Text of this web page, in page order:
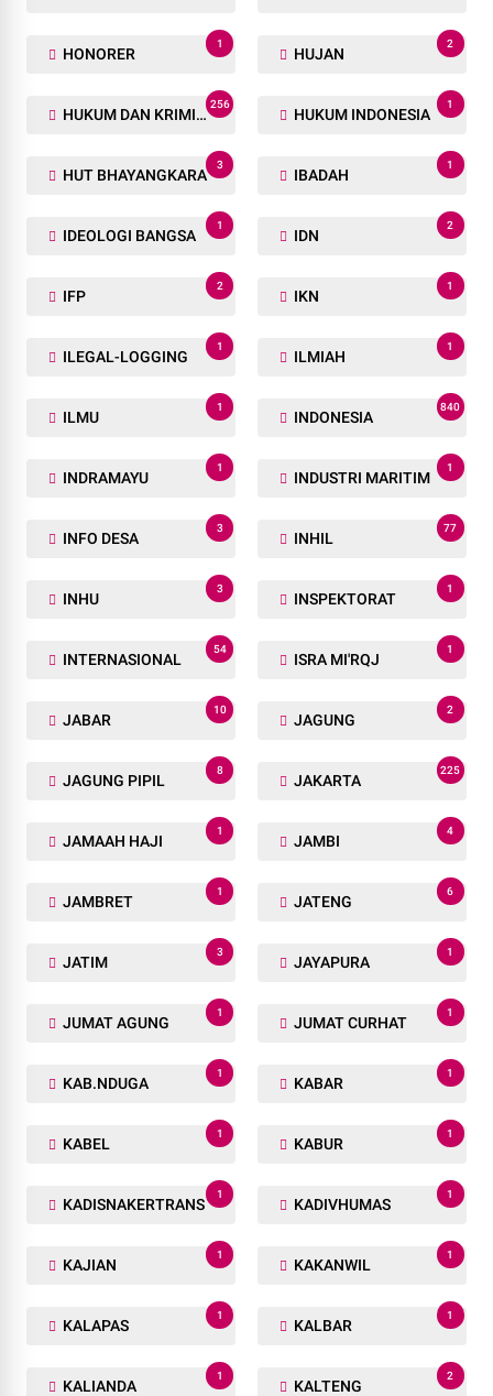
HONORER
1
HUJAN
2
HUKUM DAN KRIMINAL
256
HUKUM INDONESIA
1
HUT BHAYANGKARA
3
IBADAH
1
IDEOLOGI BANGSA
1
IDN
2
IFP
2
IKN
1
ILEGAL-LOGGING
1
ILMIAH
1
ILMU
1
INDONESIA
840
INDRAMAYU
1
INDUSTRI MARITIM
1
INFO DESA
3
INHIL
77
INHU
3
INSPEKTORAT
1
INTERNASIONAL
54
ISRA MI'RQJ
1
JABAR
10
JAGUNG
2
JAGUNG PIPIL
8
JAKARTA
225
JAMAAH HAJI
1
JAMBI
4
JAMBRET
1
JATENG
6
JATIM
3
JAYAPURA
1
JUMAT AGUNG
1
JUMAT CURHAT
1
KAB.NDUGA
1
KABAR
1
KABEL
1
KABUR
1
KADISNAKERTRANS
1
KADIVHUMAS
1
KAJIAN
1
KAKANWIL
1
KALAPAS
1
KALBAR
1
KALIANDA
1
KALTENG
2